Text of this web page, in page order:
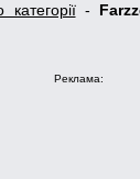
-
Реклама: